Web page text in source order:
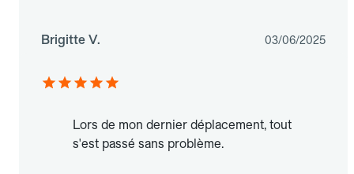
Brigitte V. 03/06/2025
Lors de mon dernier déplacement, tout
s'est passé sans problème.